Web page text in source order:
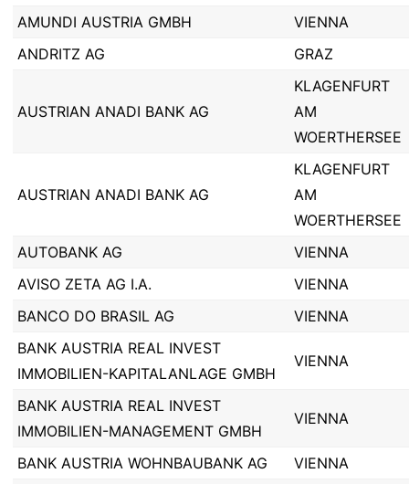
AMUNDI AUSTRIA GMBH
VIENNA
ANDRITZ AG
GRAZ
AUSTRIAN ANADI BANK AG
KLAGENFURT
AM
WOERTHERSEE
AUSTRIAN ANADI BANK AG
KLAGENFURT
AM
WOERTHERSEE
AUTOBANK AG
VIENNA
AVISO ZETA AG I.A.
VIENNA
BANCO DO BRASIL AG
VIENNA
BANK AUSTRIA REAL INVEST
IMMOBILIEN-KAPITALANLAGE GMBH
VIENNA
BANK AUSTRIA REAL INVEST
IMMOBILIEN-MANAGEMENT GMBH
VIENNA
BANK AUSTRIA WOHNBAUBANK AG
VIENNA